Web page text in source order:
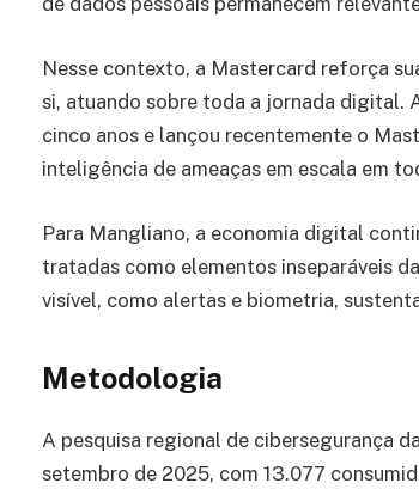
Nesse contexto, a Mastercard reforça
si, atuando sobre toda a jornada digital.
cinco anos e lançou recentemente o
inteligência de ameaças em escala em
Para Mangliano, a economia digital
tratadas como elementos inseparáveis
visível, como alertas e biometria,
Metodologia
A pesquisa regional de cibersegurança
setembro de 2025, com 13.077